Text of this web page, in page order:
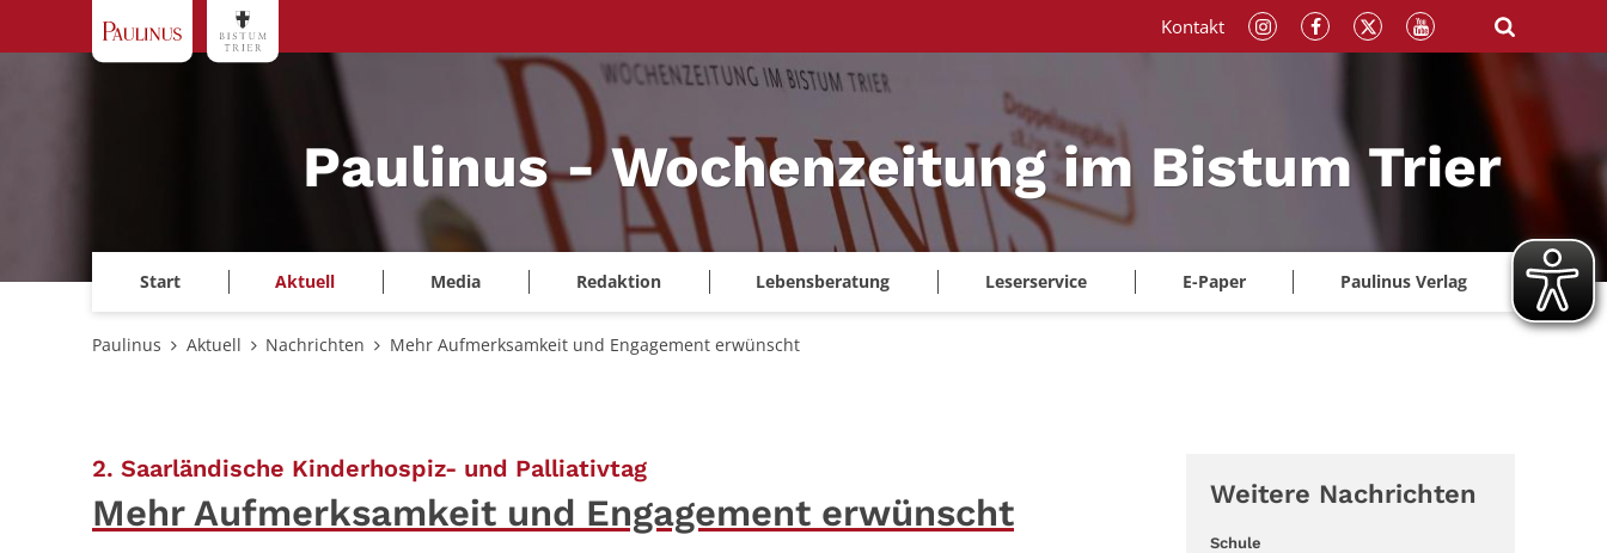
Paulinus - Wochenzeitung im Bistum Trier
Start Aktuell Media Redaktion Lebensberatung Leserservice E-Paper Paulinus Verlag
Kontakt
Paulinus Aktuell Nachrichten Mehr Aufmerksamkeit und Engagement erwünscht
2. Saarländische Kinderhospiz- und Palliativtag:
Mehr Aufmerksamkeit und Engagement erwünscht Weitere Nachrichten
Schule